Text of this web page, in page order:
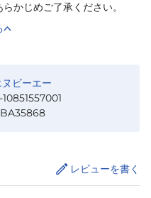
かじめご了承ください。
ヌビーエー
レビューを書く